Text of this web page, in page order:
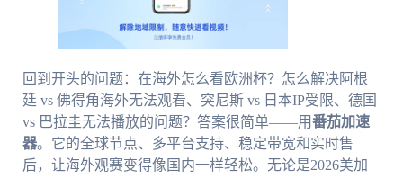
回到开头的问题：在海外怎么看欧洲杯？怎么解决阿根
廷 vs 佛得角海外无法观看、突尼斯 vs 日本IP受限、德国
vs 巴拉圭无法播放的问题？答案很简单——用番茄加速
器。它的全球节点、多平台支持、稳定带宽和实时售
后，让海外观赛变得像国内一样轻松。无论是2026美加